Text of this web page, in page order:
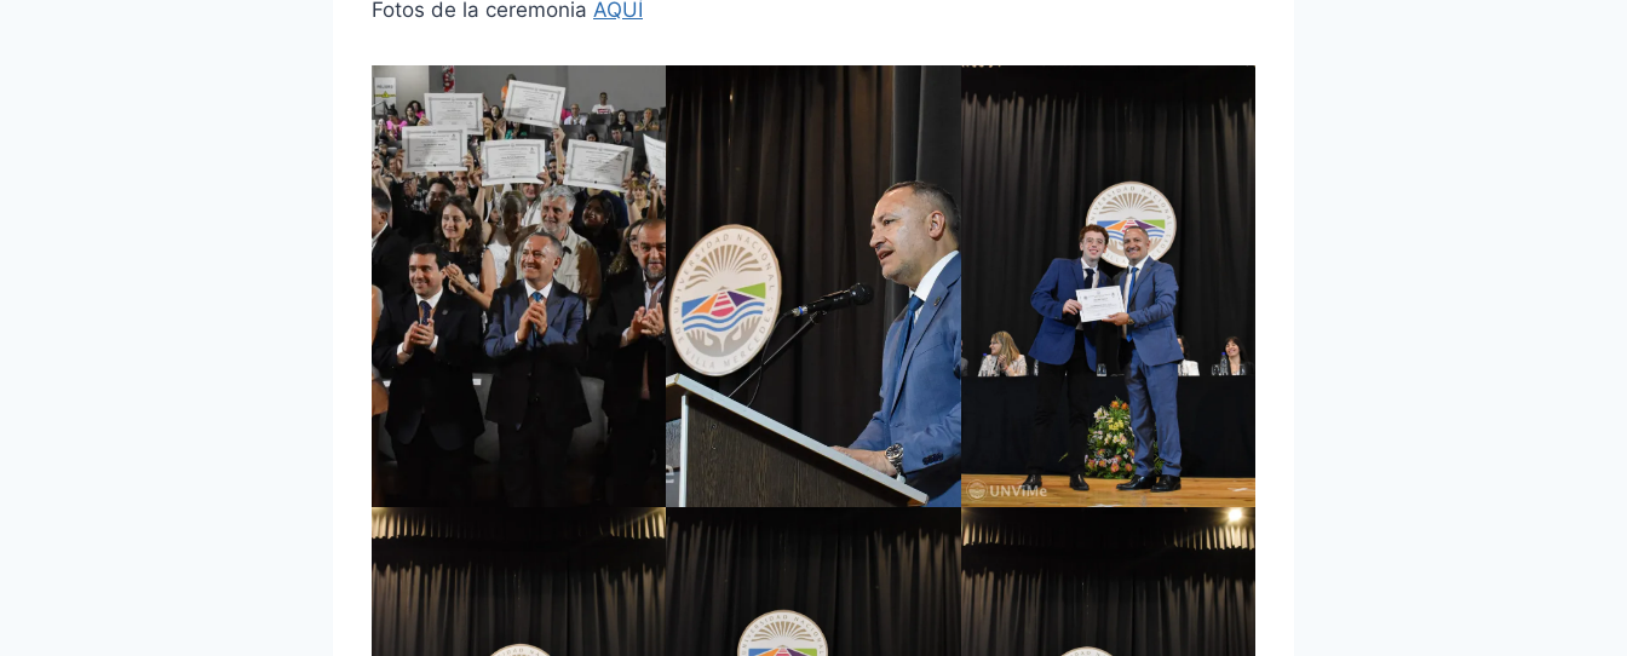
Fotos de la ceremonia AQUÍ